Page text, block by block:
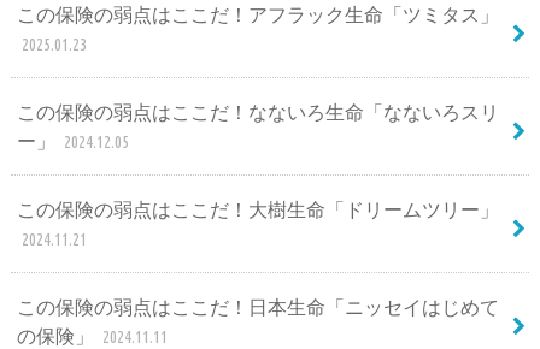
この保険の弱点はここだ！アフラック生命「ツミタス」
2025.01.23
この保険の弱点はここだ！なないろ生命「なないろスリ
ー」
2024.12.05
この保険の弱点はここだ！大樹生命「ドリームツリー」
2024.11.21
この保険の弱点はここだ！日本生命「ニッセイはじめて
の保険」
2024.11.11